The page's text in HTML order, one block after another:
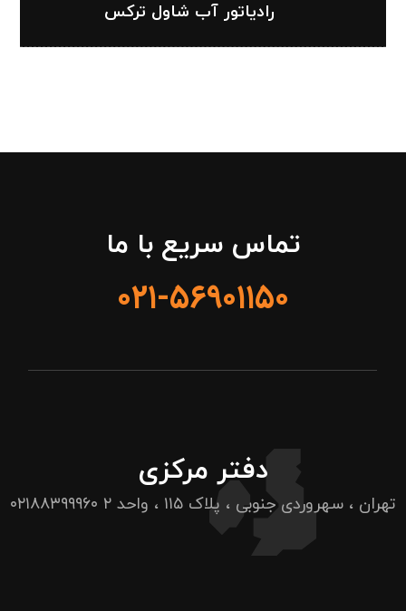
رادیاتور آب شاول ترکس
تماس سریع با ما
۰۲۱-۵۶۹۰۱۱۵۰
دفتر مرکزی
تهران ، سهروردی جنوبی ، پلاک ۱۱۵ ، واحد ۲